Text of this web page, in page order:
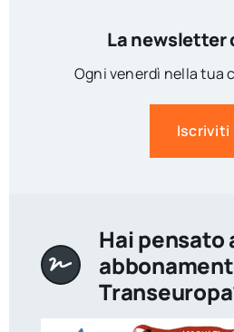
La newsletter
Ogni venerdì nella tua
Iscriviti
Hai pensato